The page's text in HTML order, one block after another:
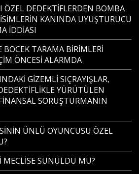
ÖZEL DEDEKTİFLERDEN BOMBA
KANINDA UYUŞTURUCU
İDDİASI
BÖCEK TARAMA BİRİMLERİ
ÖNCESİ ALARMDA
GİZEMLİ SIÇRAYIŞLAR,
YÜRÜTÜLEN
SORUŞTURMANIN
ÜNLÜ OYUNCUSU ÖZEL
MECLİSE SUNULDU MU?